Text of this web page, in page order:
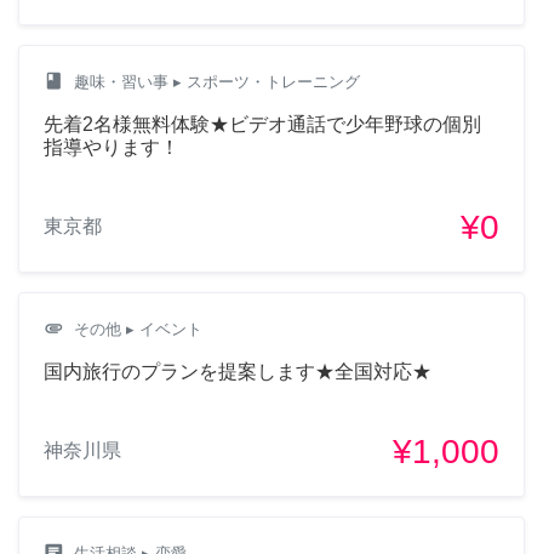
class 趣味・習い事 ▸ スポーツ・トレーニング
先着2名様無料体験★ビデオ通話で少年野球の個別
指導やります！
東京都 ¥0
attachment その他 ▸ イベント
国内旅行のプランを提案します★全国対応★
神奈川県 ¥1,000